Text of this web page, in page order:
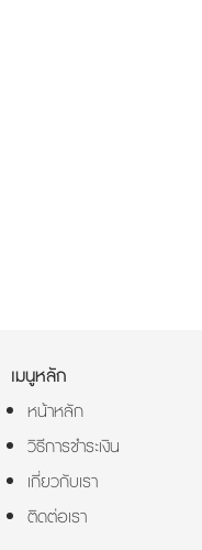
เมนูหลัก
หน้าหลัก
วิธีการชำระเงิน
เกี่ยวกับเรา
ติดต่อเรา